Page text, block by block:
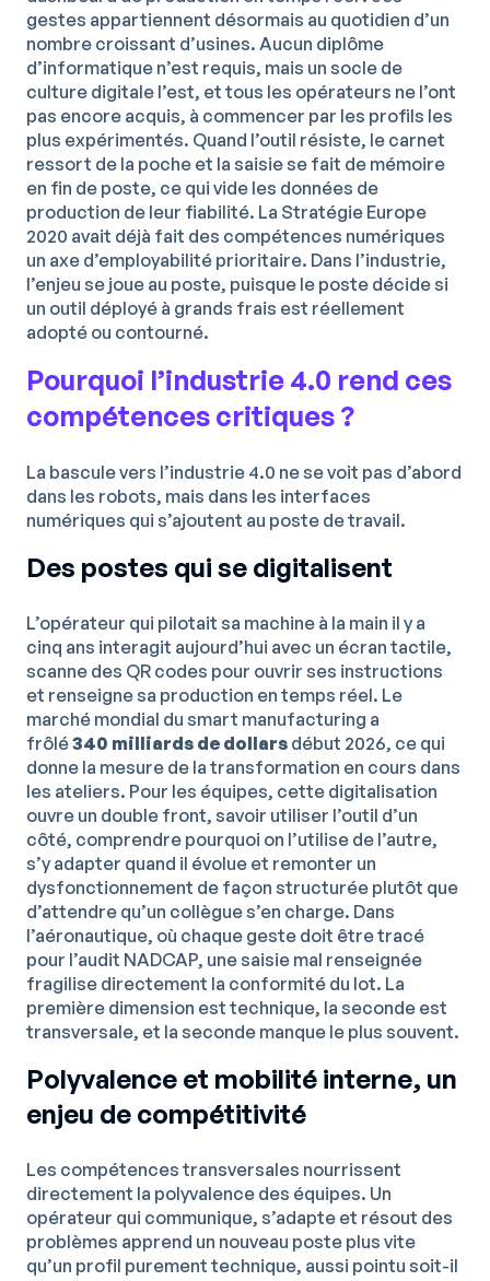
gestes appartiennent désormais au quotidien d’un
nombre croissant d’usines. Aucun diplôme
d’informatique n’est requis, mais un socle de
culture digitale l’est, et tous les opérateurs ne l’ont
pas encore acquis, à commencer par les profils les
plus expérimentés. Quand l’outil résiste, le carnet
ressort de la poche et la saisie se fait de mémoire
en fin de poste, ce qui vide les données de
production de leur fiabilité. La Stratégie Europe
2020 avait déjà fait des compétences numériques
un axe d’employabilité prioritaire. Dans l’industrie,
l’enjeu se joue au poste, puisque le poste décide si
un outil déployé à grands frais est réellement
adopté ou contourné.
Pourquoi l’industrie 4.0 rend ces
compétences critiques ?
La bascule vers l’industrie 4.0 ne se voit pas d’abord
dans les robots, mais dans les interfaces
numériques qui s’ajoutent au poste de travail.
Des postes qui se digitalisent
L’opérateur qui pilotait sa machine à la main il y a
cinq ans interagit aujourd’hui avec un écran tactile,
scanne des QR codes pour ouvrir ses instructions
et renseigne sa production en temps réel. Le
marché mondial du smart manufacturing a
frôlé340 milliards de dollars début 2026, ce qui
donne la mesure de la transformation en cours dans
les ateliers. Pour les équipes, cette digitalisation
ouvre un double front, savoir utiliser l’outil d’un
côté, comprendre pourquoi on l’utilise de l’autre,
s’y adapter quand il évolue et remonter un
dysfonctionnement de façon structurée plutôt que
d’attendre qu’un collègue s’en charge. Dans
l’aéronautique, où chaque geste doit être tracé
pour l’audit NADCAP, une saisie mal renseignée
fragilise directement la conformité du lot. La
première dimension est technique, la seconde est
transversale, et la seconde manque le plus souvent.
Polyvalence et mobilité interne, un
enjeu de compétitivité
Les compétences transversales nourrissent
directement la polyvalence des équipes. Un
opérateur qui communique, s’adapte et résout des
problèmes apprend un nouveau poste plus vite
qu’un profil purement technique, aussi pointu soit-il